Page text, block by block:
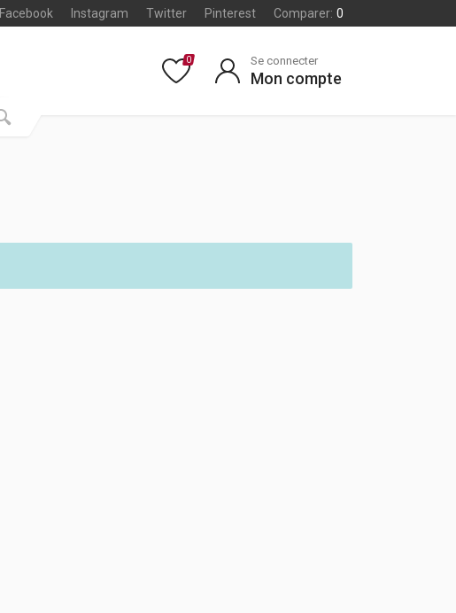
Facebook Instagram Twitter Pinterest Comparer: 0
0 Se connecter
Mon compte